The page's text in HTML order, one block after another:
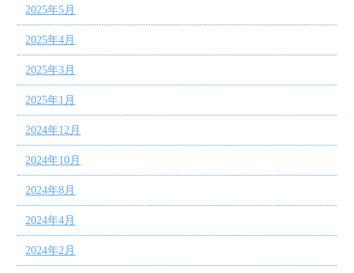
2025年5月
2025年4月
2025年3月
2025年1月
2024年12月
2024年10月
2024年8月
2024年4月
2024年2月